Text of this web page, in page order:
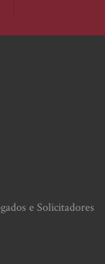
e Solicitadores